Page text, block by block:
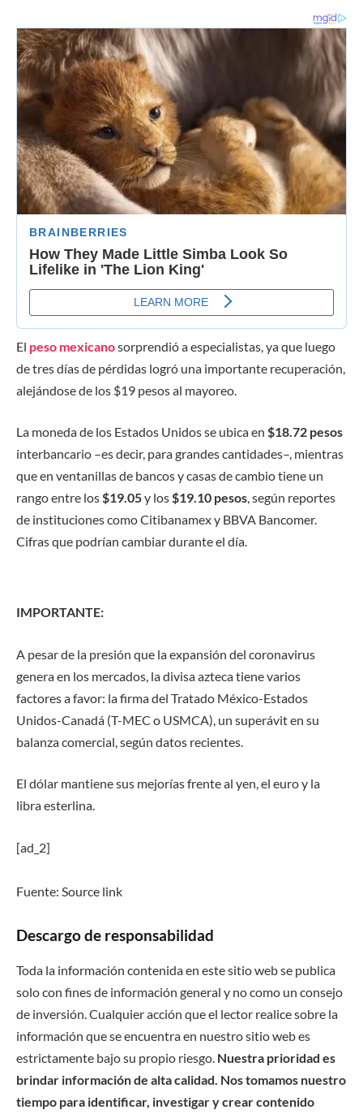
El peso mexicanosorprendió a especialistas, ya que luego
de tres días de pérdidas logró una importante recuperación,
alejándose de los $19 pesos al mayoreo.
La moneda de los Estados Unidos se ubica en $18.72 pesos
interbancario –es decir, para grandes cantidades–, mientras
que en ventanillas de bancos y casas de cambio tiene un
rango entre los$19.05y los$19.10 pesos, según reportes
de instituciones como Citibanamex y BBVA Bancomer.
Cifras que podrían cambiar durante el día.
IMPORTANTE:
A pesar de la presión que la expansión del coronavirus
genera en los mercados, la divisa azteca tiene varios
factores a favor: la firma del Tratado México-Estados
Unidos-Canadá (T-MEC o USMCA), un superávit en su
balanza comercial, según datos recientes.
El dólar mantiene sus mejorías frente al yen, el euro y la
libra esterlina.
[ad_2]
Fuente: Source link
Descargo de responsabilidad
Toda la información contenida en este sitio web se publica
solo con fines de información general y no como un consejo
de inversión. Cualquier acción que el lector realice sobre la
información que se encuentra en nuestro sitio web es
estrictamente bajo su propio riesgo. Nuestra prioridad es
brindar información de alta calidad. Nos tomamos nuestro
tiempo para identificar, investigar y crear contenido